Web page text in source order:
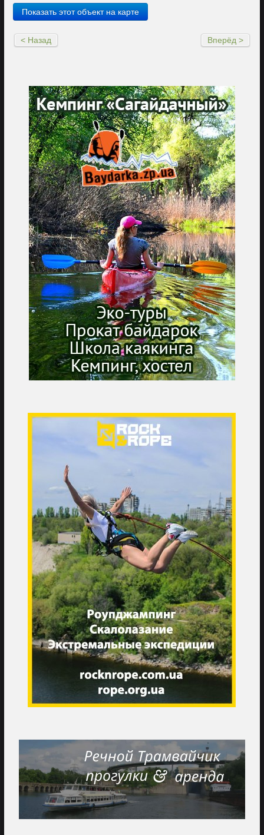
Показать этот объект на карте
< Назад Вперёд >